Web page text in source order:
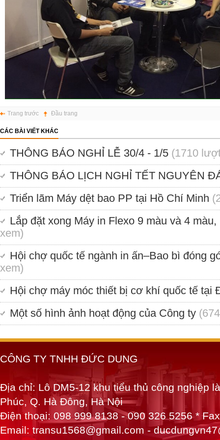
Trang trước Đầu trang
CÁC BÀI VIẾT KHÁC
THÔNG BÁO NGHỈ LỄ 30/4 - 1/5 (1710
THÔNG BÁO LỊCH NGHỈ TẾT NGUYÊN
Triển lãm Máy dệt bao PP tại Hồ Chí Minh
Lắp đặt xong Máy in Flexo 9 màu và 4
xem)
Hội chợ quốc tế ngành in ấn–Bao bì đóng
xem)
Hội chợ máy móc thiết bị cơ khí quốc tế tại
Một số hình ảnh hoạt động của Công ty
CÔNG TY TNHH ĐỨC DUNG
Địa chỉ: Lô DM5-12 khu tiểu thủ công nghiệp
Phúc, Q. Hà Đông, Hà Nội
Điện thoại: 098 999 8138 - 090 326 5256 *
Email: transu1568@gmail.com -